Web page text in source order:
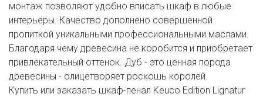
монтаж позволяют удобно вписать шкаф в любые
интерьеры. Качество дополнено совершенной
пропиткой уникальными профессиональными маслами.
Благодаря чему древесина не коробится и приобретает
привлекательный оттенок. Дуб - это ценная порода
древесины - олицетворяет роскошь королей.
Купить или заказать шкаф-пенал Keuco Edition Lignatur